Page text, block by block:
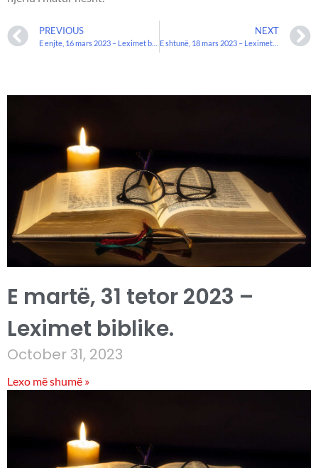
PREVIOUS NEXT
E shtunë, 18 mars 2023 – Leximet biblike.
E martë, 31 tetor 2023 –
Leximet biblike.
October 31, 2023
Lexo më shumë »